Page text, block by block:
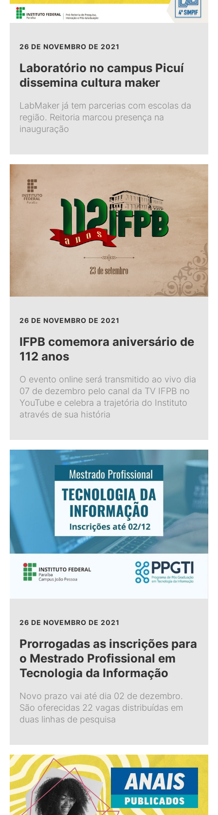
26 DE NOVEMBRO DE 2021
Laboratório no campus Picuí
dissemina cultura maker
LabMaker já tem parcerias com escolas da
região. Reitoria marcou presença na
inauguração
26 DE NOVEMBRO DE 2021
IFPB comemora aniversário de
112 anos
O evento online será transmitido ao vivo dia
07 de dezembro pelo canal da TV IFPB no
YouTube e celebra a trajetória do Instituto
através de sua história
26 DE NOVEMBRO DE 2021
Prorrogadas as inscrições para
o Mestrado Profissional em
Tecnologia da Informação
Novo prazo vai até dia 02 de dezembro.
São oferecidas 22 vagas distribuídas em
duas linhas de pesquisa